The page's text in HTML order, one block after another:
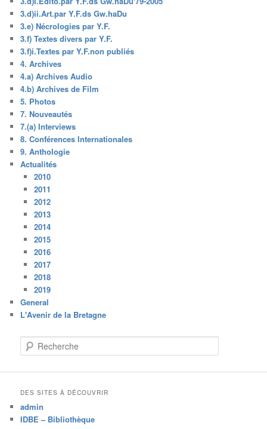
3.d)ii.Art.par Y.F.ds Gw.haDu
3.e) Nécrologies par Y.F.
3.f) Textes divers par Y.F.
3.f)i.Textes par Y.F.non publiés
4. Archives
4.a) Archives Audio
4.b) Archives de Film
5. Photos
7. Nouveautés
7.(a) Interviews
8. Conférences Internationales
9. Anthologie
Actualités
2010
2011
2012
2013
2014
2015
2016
2017
2018
2019
General
L'Avenir de la Bretagne
e
c
h
DES SITES À DÉCOUVRIR
admin
IDBE – Bibliothèque